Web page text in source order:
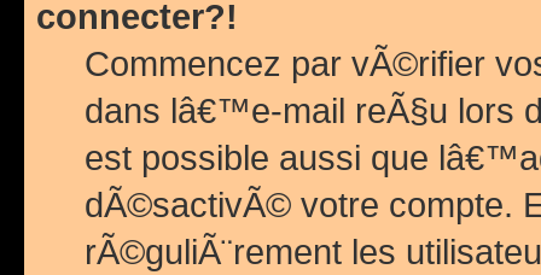
connecter?!
Commencez par vÃ©rifier
dans lâ€™e-mail reÃ§u lors
est possible aussi que
dÃ©sactivÃ© votre compte.
rÃ©guliÃ¨rement les